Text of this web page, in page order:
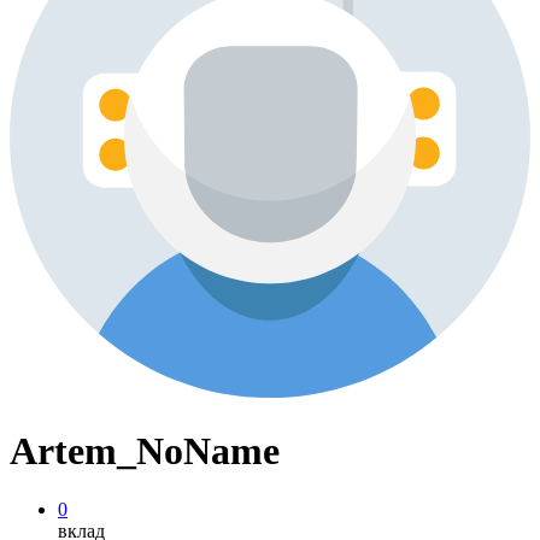
Artem_NoName
0
вклад